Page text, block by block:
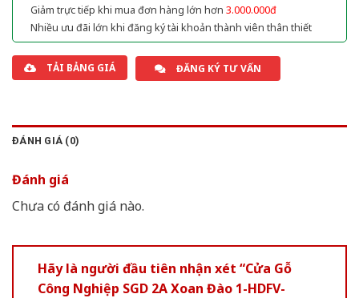
Giảm trực tiếp khi mua đơn hàng lớn hơn 3.000.000đ
Nhiều ưu đãi lớn khi đăng ký tài khoản thành viên thân thiết
TẢI BẢNG GIÁ ĐĂNG KÝ TƯ VẤN
ĐÁNH GIÁ (0)
Đánh giá
Chưa có đánh giá nào.
Hãy là người đầu tiên nhận xét “Cửa Gỗ
Công Nghiệp SGD 2A Xoan Đào 1-HDFV-